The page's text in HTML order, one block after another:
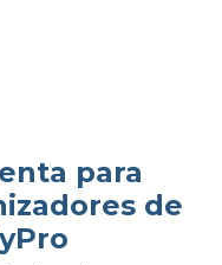
para
de